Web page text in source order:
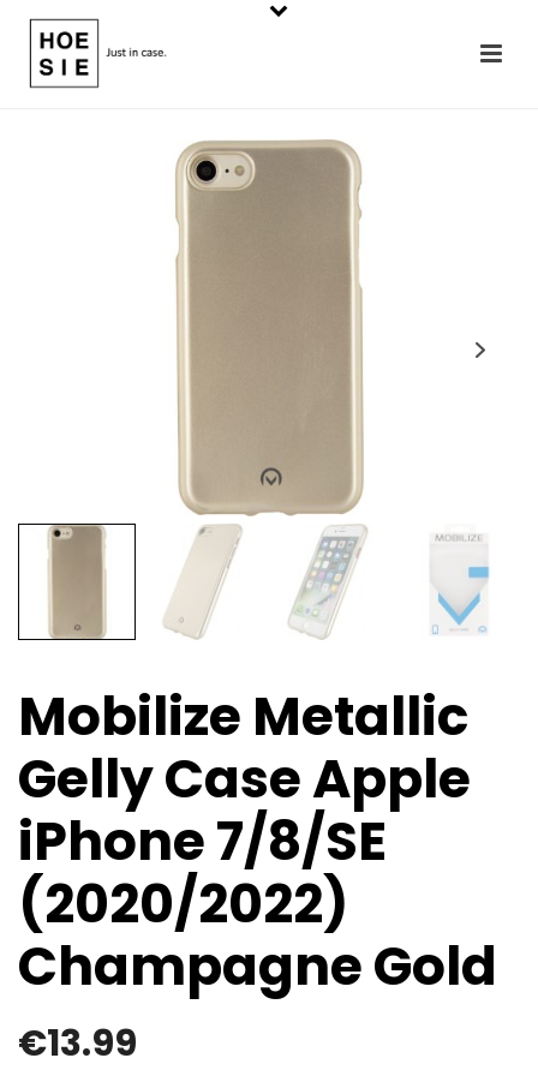
Mobilize Metallic
Gelly Case Apple
iPhone 7/8/SE
(2020/2022)
Champagne Gold
€13.99